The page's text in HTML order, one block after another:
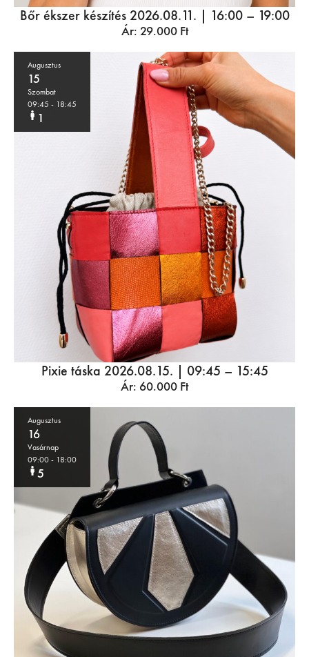
Bőr ékszer készítés 2026.08.11. | 16:00 – 19:00
Ár: 29.000 Ft
Augusztus
15
Szombat
09:45 - 18:45
1
Pixie táska 2026.08.15. | 09:45 – 15:45
Ár: 60.000 Ft
Augusztus
16
Vasárnap
09:00- 18:00
5